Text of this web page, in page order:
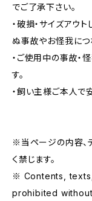
でご了承下さい。
・破損・サイズアウ
ぬ事故やお怪我につ
・ご使用中の事故・
す。
・飼い主様ご本人で
※当ページの内容、
く禁じます。
※ Contents,
prohibited